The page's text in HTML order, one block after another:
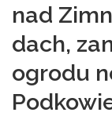
nad
dach,
ogrodu